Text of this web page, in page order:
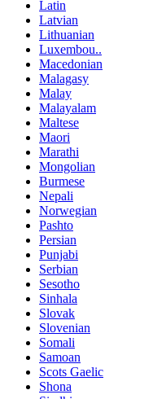
Latin
Latvian
Lithuanian
Luxembou..
Macedonian
Malagasy
Malay
Malayalam
Maltese
Maori
Marathi
Mongolian
Burmese
Nepali
Norwegian
Pashto
Persian
Punjabi
Serbian
Sesotho
Sinhala
Slovak
Slovenian
Somali
Samoan
Scots Gaelic
Shona